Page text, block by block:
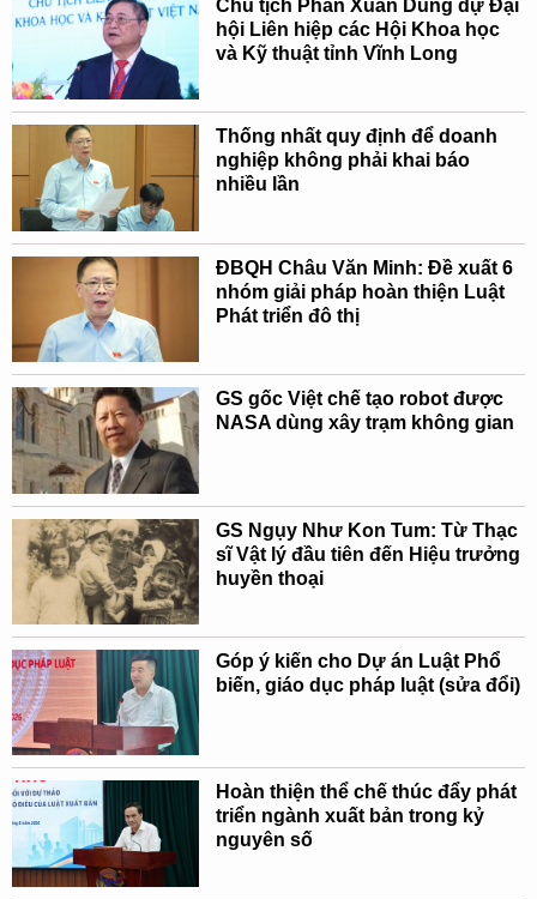
Chủ tịch Phan Xuân Dũng dự Đại
hội Liên hiệp các Hội Khoa học
và Kỹ thuật tỉnh Vĩnh Long
Thống nhất quy định để doanh
nghiệp không phải khai báo
nhiều lần
ĐBQH Châu Văn Minh: Đề xuất 6
nhóm giải pháp hoàn thiện Luật
Phát triển đô thị
GS gốc Việt chế tạo robot được
NASA dùng xây trạm không gian
GS Ngụy Như Kon Tum: Từ Thạc
sĩ Vật lý đầu tiên đến Hiệu trưởng
huyền thoại
Góp ý kiến cho Dự án Luật Phổ
biến, giáo dục pháp luật (sửa đổi)
Hoàn thiện thể chế thúc đẩy phát
triển ngành xuất bản trong kỷ
nguyên số